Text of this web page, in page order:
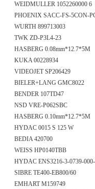
WEIDMULLER 1052260000 6
PHOENIX SACC-FS-5CON-
WURTH 899713003
TWK ZD-P3L4-23
HASBERG 0.08mm*12.7*5M
KUKA 00228934
VIDEOJET SP206429
BIELER+LANG GMC8022
BENDER 107TD47
NSD VRE-P062SBC
HASBERG 0.10mm*12.7*5M
HYDAC 0015 S 125 W
BEDIA 420700
WEISS HP0140TBB
HYDAC ENS3216-3-0739-
SIBRE TE400-EB800/60
EMHART M159749